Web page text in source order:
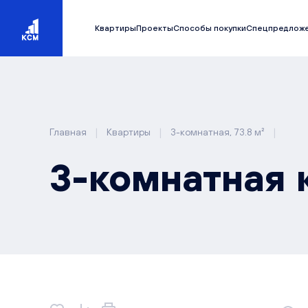
КвартирыПроектыСпособы покупки
Главная | Квартиры | 3-комнатная, 73.8 м² |
3-комнатная